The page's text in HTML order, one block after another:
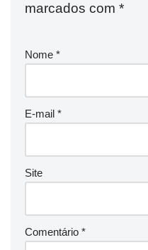
marcados com *
Nome *
E-mail *
Site
Comentário *